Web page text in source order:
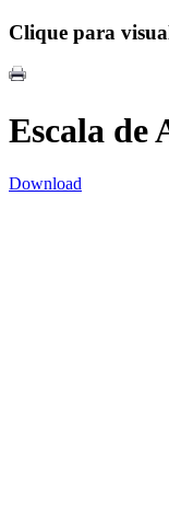
Clique para
Escala de
Download